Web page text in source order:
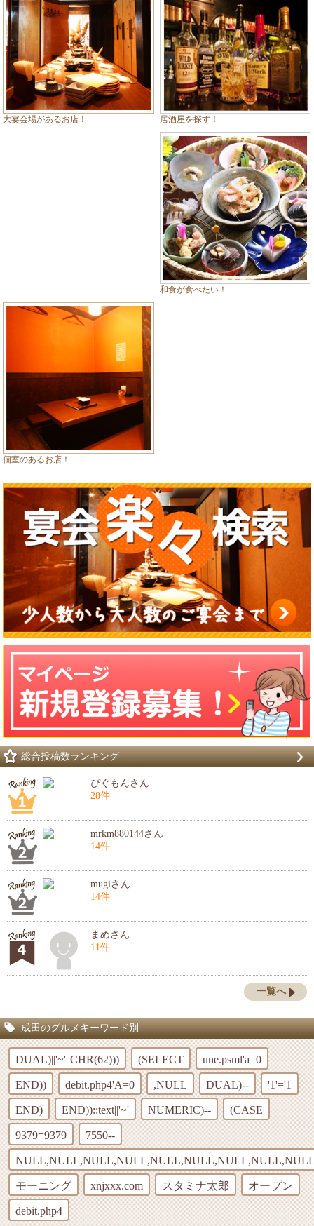
大宴会場があるお店！ 居酒屋を探す！
和食が食べたい！
個室のあるお店！
総合投稿数ランキング
ぴぐもんさん
28件
mrkm880144さん
14件
mugiさん
14件
まめさん
11件
一覧へ
成田のグルメキーワード別
DUAL)||'~'||CHR(62))) (SELECT une.psml'a=0
END)) debit.php4'A=0 ,NULL DUAL)-- '1'='1
END) END))::text||'~' NUMERIC)-- (CASE
9379=9379 7550--
モーニング xnjxxx.com スタミナ太郎 オープン
debit.php4